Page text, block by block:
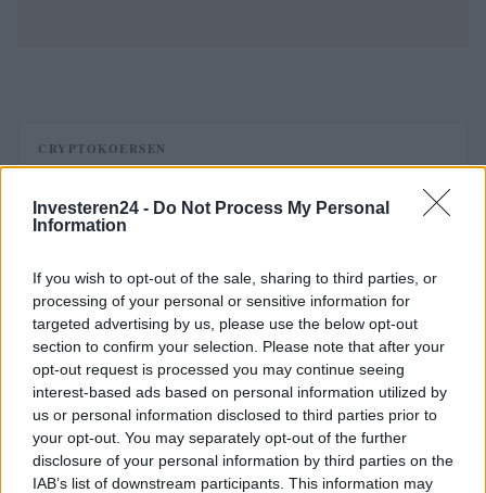
Investeren24 - Do Not Process My Personal
Information
If you wish to opt-out of the sale, sharing to third parties, or
processing of your personal or sensitive information for
targeted advertising by us, please use the below opt-out
section to confirm your selection. Please note that after your
opt-out request is processed you may continue seeing
interest-based ads based on personal information utilized by
us or personal information disclosed to third parties prior to
your opt-out. You may separately opt-out of the further
disclosure of your personal information by third parties on the
IAB’s list of downstream participants. This information may
CRYPTOKOERSEN
Naam Prijs
(PAXG)
Kinza Babylon Staked BTC
(KBTC)
$83,270.00
Epoch Island
(EPOCH)
$0.032